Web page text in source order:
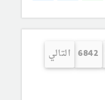
6842 التالي